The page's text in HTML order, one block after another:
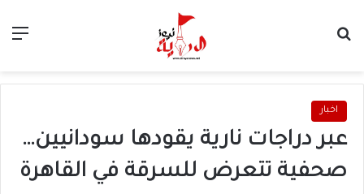
اخبار
عبر دراجات نارية يقودها سودانيين…
صحفية تتعرض للسرقة في القاهرة